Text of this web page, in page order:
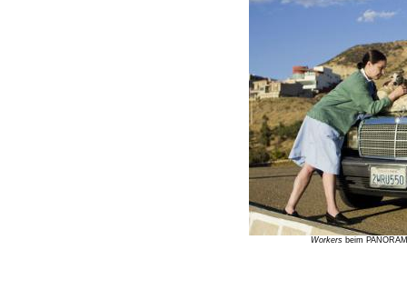
Workersbeim